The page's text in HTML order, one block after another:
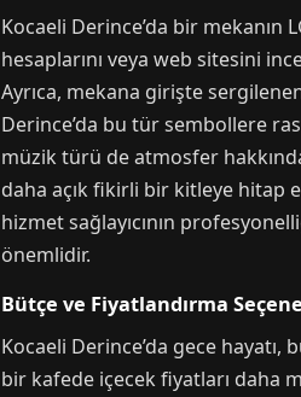
Kocaeli Derince’da bir mekanın
hesaplarını veya web sitesini
Ayrıca, mekana girişte
Derince’da bu tür sembollere
müzik türü de atmosfer
daha açık fikirli bir kitleye hitap
hizmet sağlayıcının
önemlidir.
Bütçe ve Fiyatlandırma
Kocaeli Derince’da gece
bir kafede içecek fiyatları daha